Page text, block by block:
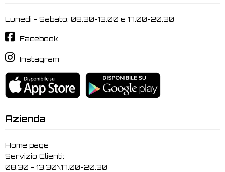
Lunedi - Sabato: 08.30-13.00 e 17.00-20.30
Facebook
Instagram
Azienda
Home page
Servizio Clienti:
08:30 - 13:30\17.00-20.30